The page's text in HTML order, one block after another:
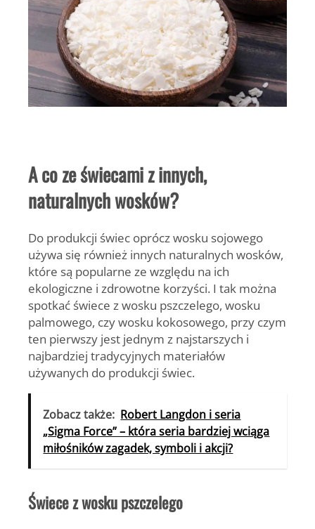
A co ze świecami z innych,
naturalnych wosków?
Do produkcji świec oprócz wosku sojowego
używa się również innych naturalnych wosków,
które są popularne ze względu na ich
ekologiczne i zdrowotne korzyści. I tak można
spotkać świece z wosku pszczelego, wosku
palmowego, czy wosku kokosowego, przy czym
ten pierwszy jest jednym z najstarszych i
najbardziej tradycyjnych materiałów
używanych do produkcji świec.
Zobacz także: Robert Langdon i seria
„Sigma Force” – która seria bardziej wciąga
miłośników zagadek, symboli i akcji?
Świece z wosku pszczelego